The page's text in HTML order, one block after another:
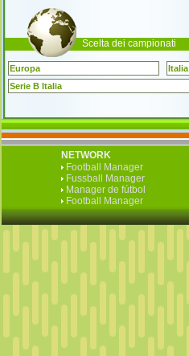
Scelta dei campionati
Europa Italia
Serie B Italia
NETWORK
Football Manager
Fussball Manager
Manager de fútbol
Football Manager